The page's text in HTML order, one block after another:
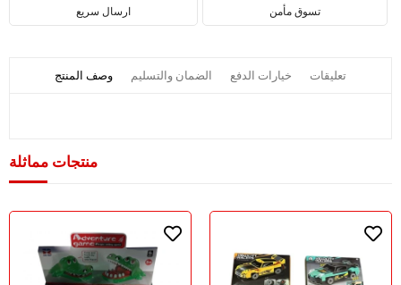
ارسال سريع تسوق مأمن
وصف المنتج الضمان والتسليم خيارات الدفع تعليقات
منتجات مماثلة